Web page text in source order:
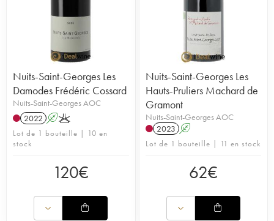
Nuits-Saint-Georges Les
Damodes Frédéric Cossard
Nuits-Saint-Georges AOC
2022 AK
Lot de 1 bouteille | 10 en
stock
120€
Nuits-Saint-Georges Les
Hauts-Pruliers Machard de
Gramont
Nuits-Saint-Georges AOC
2023 A
Lot de 1 bouteille | 11 en stock
62€